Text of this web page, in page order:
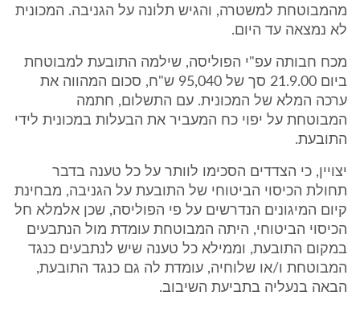
מהמבוטחת למשטרה, והגיש תלונה על הגניבה. המכונית
לא נמצאה עד היום.
מכח חבותה עפ"י הפוליסה, שילמה התובעת למבוטחת
ביום 21.9.00 סך של 95,040 ש"ח, סכום המהווה את
ערכה המלא של המכונית. עם התשלום, חתמה
המבוטחת על יפוי כח המעביר את הבעלות במכונית לידי
התובעת.
יצויין, כי הצדדים הסכימו לוותר על כל טענה בדבר
תחולת הכיסוי הביטוחי של התובעת על הגניבה, מבחינת
קיום המיגונים הנדרשים על פי הפוליסה, שכן אלמלא חל
הכיסוי הביטוחי, היתה המבוטחת עומדת מול הנתבעים
במקום התובעת, וממילא כל טענה שיש לנתבעים כנגד
המבוטחת ו/או שלוחיה, עומדת לה גם כנגד התובעת,
הבאה בנעליה בתביעת השיבוב.